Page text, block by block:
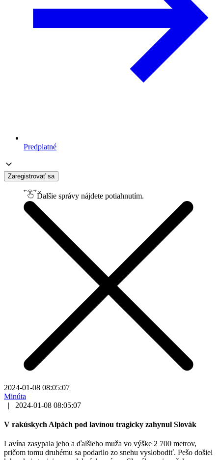
Predplatné
Zaregistrovať sa
Ďalšie správy nájdete potiahnutím.
2024-01-08 08:05:07
Minúta
|
2024-01-08 08:05:07
V rakúskych Alpách pod lavínou tragicky zahynul Slovák
Lavína zasypala jeho a ďalšieho muža vo výške 2 700 metrov,
pričom tomu druhému sa podarilo zo snehu vyslobodiť. Pešo došiel